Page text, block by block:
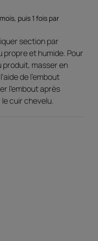
de croissance chez
hommes et 32 femmes.
capillaire* et +11
ampoule, finition non
en phase de croissance
29 hommes et 32 femmes.
de Copaifera et de
puis 1 fois par
section par
et humide. Pour
masser en
de l’embout
l’embout après
cuir chevelu.